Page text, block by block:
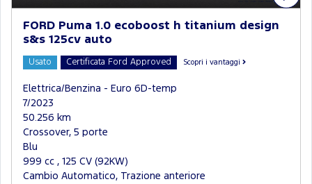
FORD Puma 1.0 ecoboost h titanium design
s&s 125cv auto
Usato Certificata Ford Approved Scopri i vantaggi
Elettrica/Benzina - Euro 6D-temp
7/2023
50.256 km
Crossover, 5 porte
Blu
999 cc , 125 CV (92KW)
Cambio Automatico, Trazione anteriore